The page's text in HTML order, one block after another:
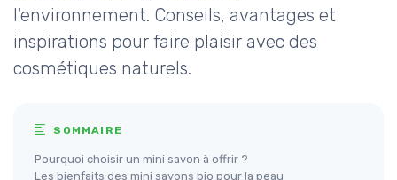
l'environnement. Conseils, avantages et
inspirations pour faire plaisir avec des
cosmétiques naturels.
SOMMAIRE
Pourquoi choisir un mini savon à offrir ?
Les bienfaits des mini savons bio pour la peau